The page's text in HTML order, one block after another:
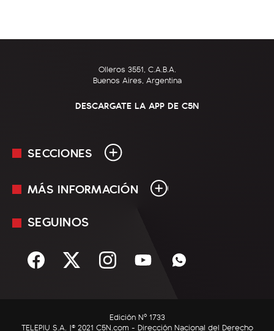
Olleros 3551, C.A.B.A.
Buenos Aires, Argentina
DESCARGATE LA APP DE C5N
SECCIONES
En Vivo
Sociedad
C5N Autos
MÁS INFORMACIÓN
Mediakit
Términos y condiciones
SEGUINOS
Edición Nº 1733
TELEPIU S.A. |© 2021 C5N.com - Dirección Nacional del Derecho